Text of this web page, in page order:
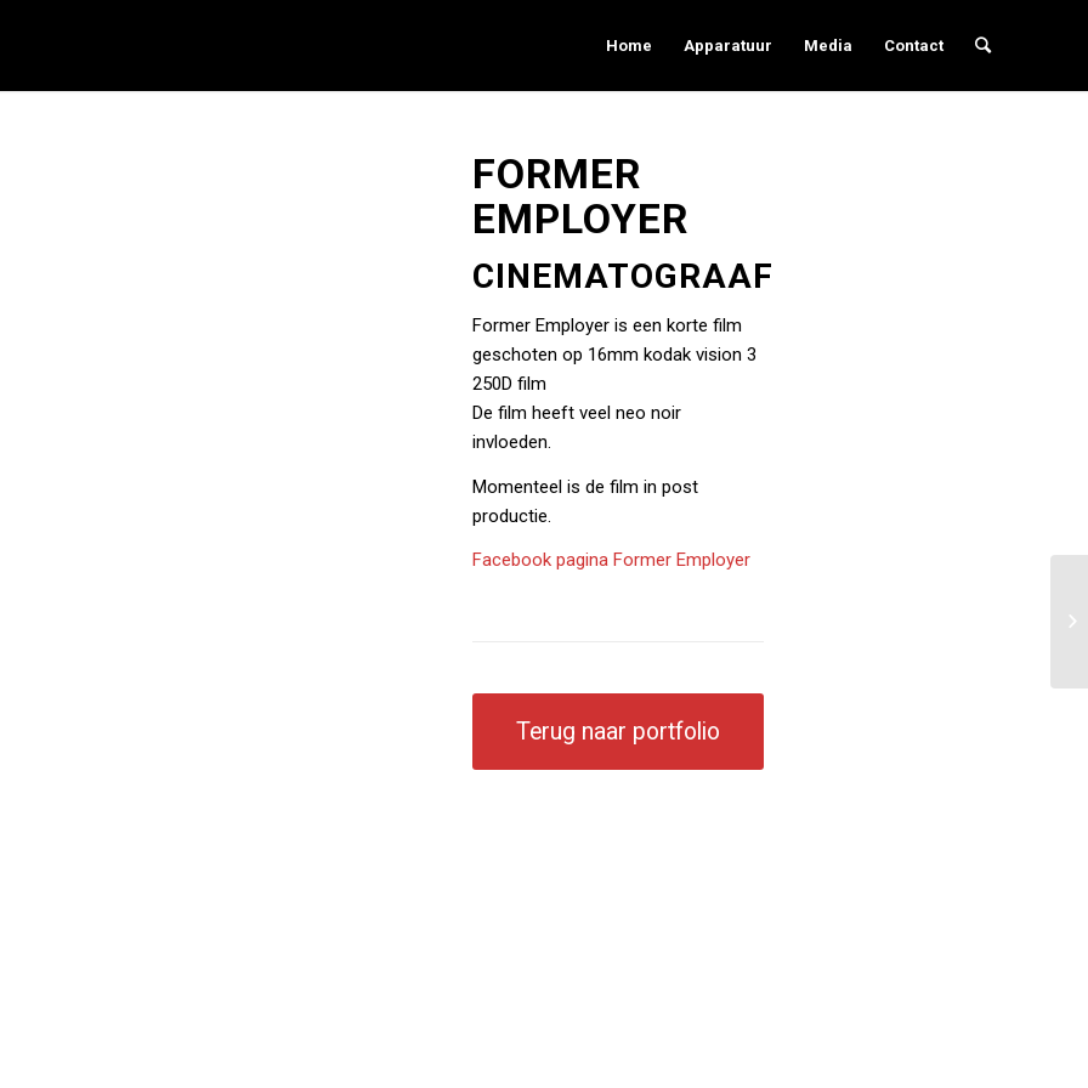
Home Apparatuur Media Contact
FORMER
EMPLOYER
CINEMATOGRAAF
Former Employer is een korte film
geschoten op 16mm kodak vision 3
250D film
De film heeft veel neo noir
invloeden.
Momenteel is de film in post
productie.
Facebook pagina Former Employer
Terug naar portfolio